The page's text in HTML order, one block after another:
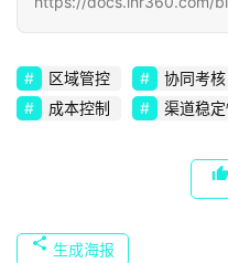
区域管控 协同考核
成本控制
渠道稳定
生成海报